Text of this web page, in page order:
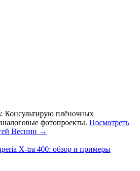
Консультирую плёночных
фотопроекты. Посмотреть
Веснин →
X-tra 400: обзор и примеры